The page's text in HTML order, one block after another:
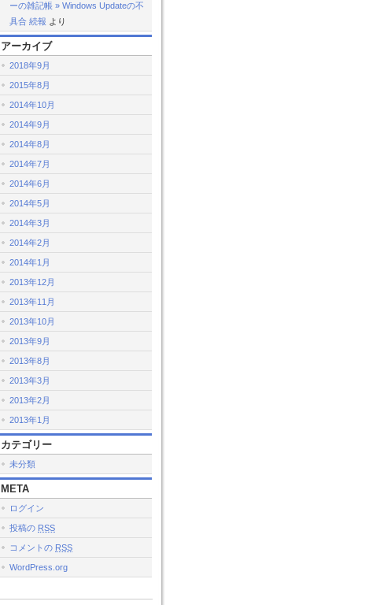
ーの雑記帳 » Windows Updateの不
具合 続報 より
アーカイブ
2018年9月
2015年8月
2014年10月
2014年9月
2014年8月
2014年7月
2014年6月
2014年5月
2014年3月
2014年2月
2014年1月
2013年12月
2013年11月
2013年10月
2013年9月
2013年8月
2013年3月
2013年2月
2013年1月
カテゴリー
未分類
META
ログイン
投稿の RSS
コメントの RSS
WordPress.org